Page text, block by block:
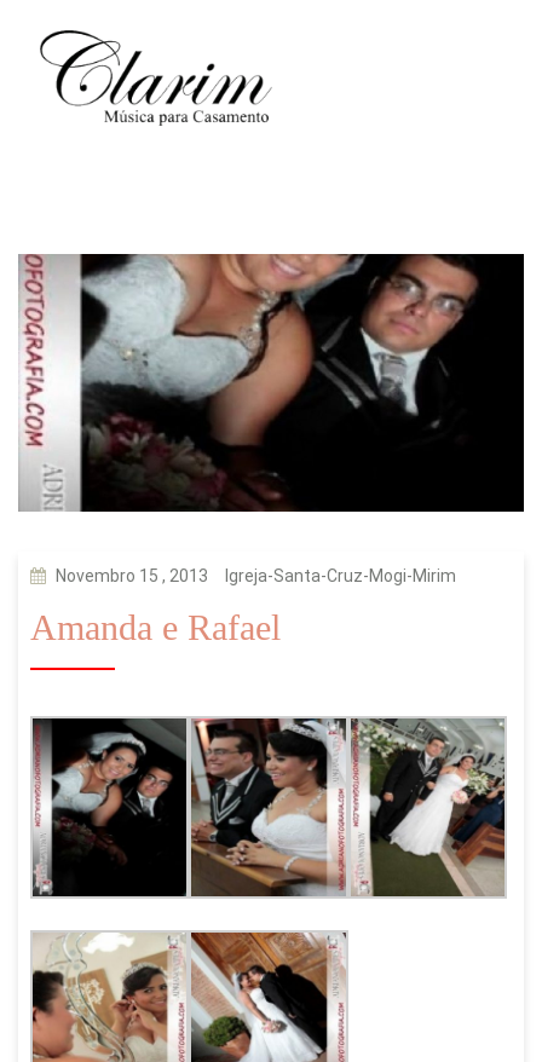
Novembro 15 , 2013 Igreja-Santa-Cruz-Mogi-Mirim
Amanda e Rafael